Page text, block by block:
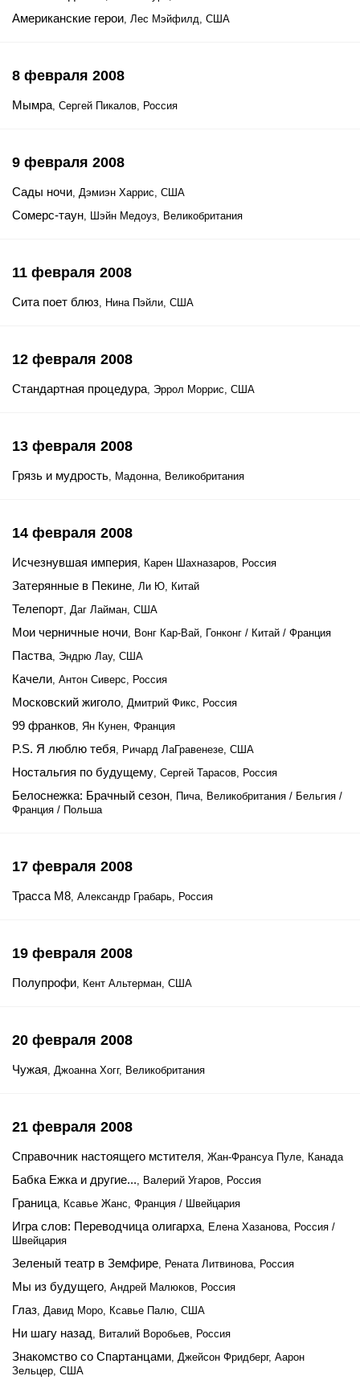
Американские герои, Лес Мэйфилд, США
8 февраля 2008
Мымра, Сергей Пикалов, Россия
9 февраля 2008
Сады ночи, Дэмиэн Харрис, США
Сомерс-таун, Шэйн Медоуз, Великобритания
11 февраля 2008
Сита поет блюз, Нина Пэйли, США
12 февраля 2008
Стандартная процедура, Эррол Моррис, США
13 февраля 2008
Грязь и мудрость, Мадонна, Великобритания
14 февраля 2008
Исчезнувшая империя, Карен Шахназаров, Россия
Затерянные в Пекине, Ли Ю, Китай
Телепорт, Даг Лайман, США
Мои черничные ночи, Вонг Кар-Вай, Гонконг / Китай / Франция
Паства, Эндрю Лау, США
Качели, Антон Сиверс, Россия
Московский жиголо, Дмитрий Фикс, Россия
99 франков, Ян Кунен, Франция
P.S. Я люблю тебя, Ричард ЛаГравенезе, США
Ностальгия по будущему, Сергей Тарасов, Россия
Белоснежка: Брачный сезон, Пича, Великобритания / Бельгия /
Франция / Польша
17 февраля 2008
Трасса М8, Александр Грабарь, Россия
19 февраля 2008
Полупрофи, Кент Альтерман, США
20 февраля 2008
Чужая, Джоанна Хогг, Великобритания
21 февраля 2008
Справочник настоящего мстителя, Жан-Франсуа Пуле, Канада
Бабка Ежка и другие..., Валерий Угаров, Россия
Граница, Ксавье Жанс, Франция / Швейцария
Игра слов: Переводчица олигарха, Елена Хазанова, Россия /
Швейцария
Зеленый театр в Земфире, Рената Литвинова, Россия
Мы из будущего, Андрей Малюков, Россия
Глаз, Давид Моро, Ксавье Палю, США
Ни шагу назад, Виталий Воробьев, Россия
Знакомство со Спартанцами, Джейсон Фридберг, Аарон
Зельцер, США